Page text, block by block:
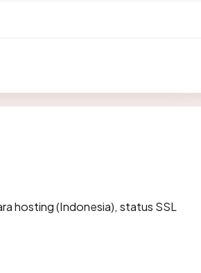
hosting (Indonesia), status SSL